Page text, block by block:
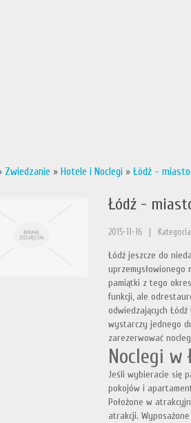
Zwiedzanie » Hotele i Noclegi » Łódź -
Łódź -
2015-11-16
Łódź jeszcze do
uprzemysłowionego
pamiątki z tego
funkcji, ale
odwiedzających
wystarczy jednego
zarezerwować
Noclegi w
Jeśli wybieracie się
pokojów i
Położone w
atrakcji.